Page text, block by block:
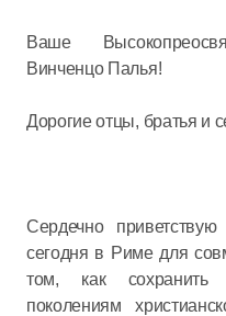
Ваше
Винченцо Палья!
Дорогие отцы, братья и
Сердечно
сегодня в Риме для
том, как
поколениям